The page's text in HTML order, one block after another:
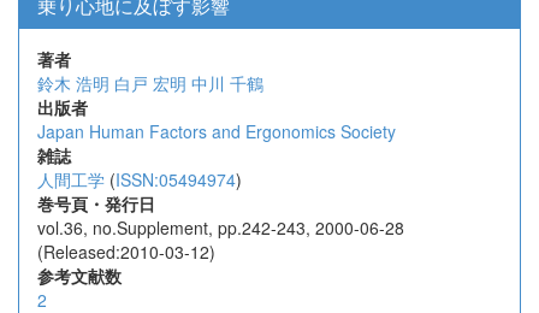
著者
鈴木 浩明 白戸 宏明 中川 千鶴
出版者
Japan Human Factors and Ergonomics Society
雑誌
人間工学 (ISSN:05494974)
巻号頁・発行日
vol.36, no.Supplement, pp.242-243, 2000-06-28
(Released:2010-03-12)
参考文献数
2